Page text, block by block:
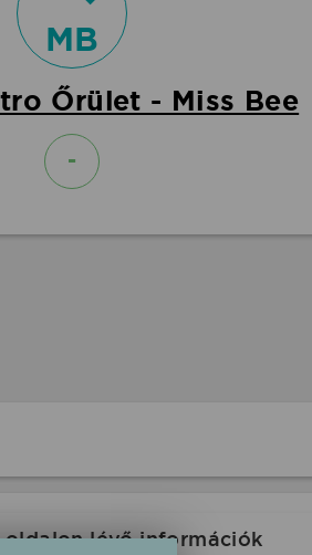
MB
Őrület - Miss Bee
-
lévő információk